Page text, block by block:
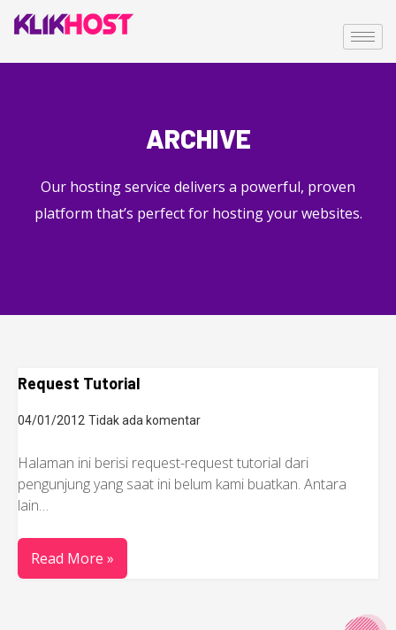
ARCHIVE
Our hosting service delivers a powerful, proven
platform that’s perfect for hosting your websites.
Request Tutorial
04/01/2012 Tidak ada komentar
Halaman ini berisi request-request tutorial dari
pengunjung yang saat ini belum kami buatkan. Antara
lain…
Read More »